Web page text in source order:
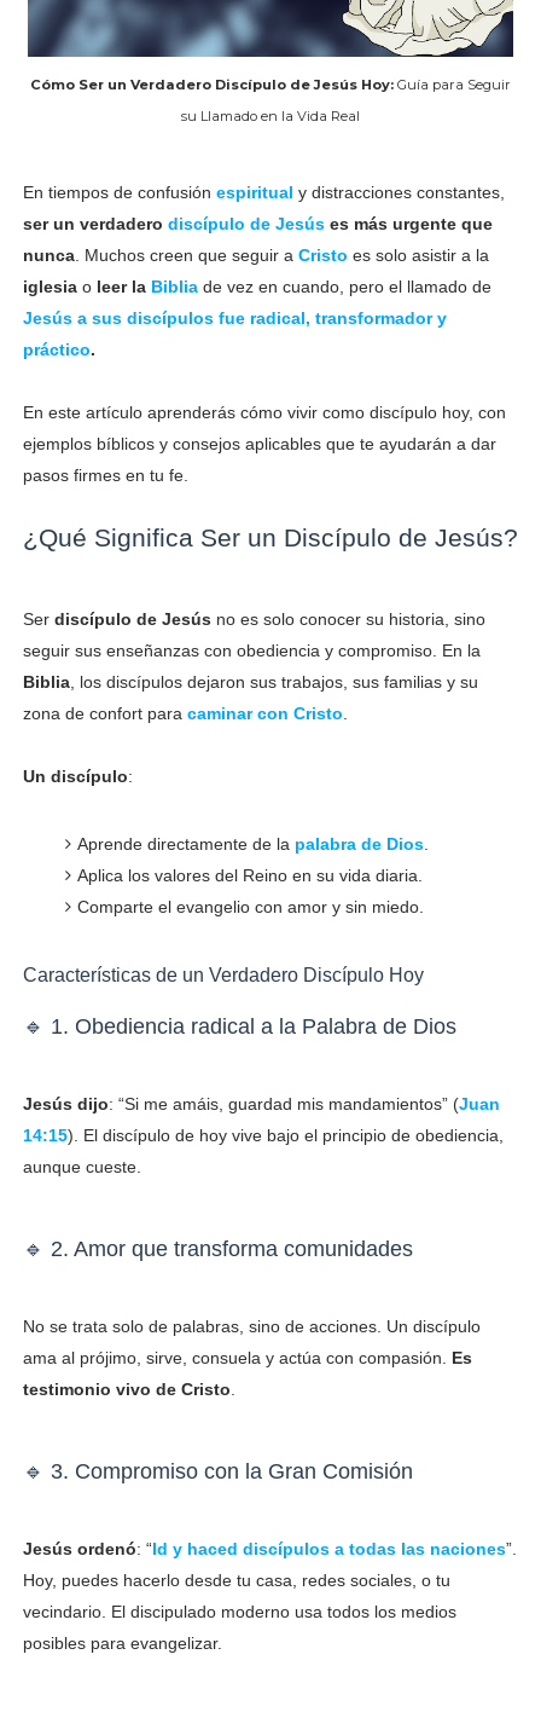
Cómo Ser un Verdadero Discípulo de Jesús Hoy:Guía para Seguir
su Llamado en la Vida Real
En tiempos de confusión espiritual y distracciones constantes,
ser un verdadero discípulo de Jesúses más urgente que
nunca. Muchos creen que seguir a Cristo es solo asistir a la
iglesia oleer la Bibliade vez en cuando, pero el llamado de
Jesús a sus discípulos fue radical, transformador y
práctico.
En este artículo aprenderás cómo vivir como discípulo hoy, con
ejemplos bíblicos y consejos aplicables que te ayudarán a dar
pasos firmes en tu fe.
¿Qué Significa Ser un Discípulo de Jesús?
Ser discípulo de Jesús no es solo conocer su historia, sino
seguir sus enseñanzas con obediencia y compromiso. En la
Biblia, los discípulos dejaron sus trabajos, sus familias y su
zona de confort para caminar con Cristo
Un discípulo:
Aprende directamente de la palabra de Dios.
Aplica los valores del Reino en su vida diaria.
Comparte el evangelio con amor y sin miedo.
Características de un Verdadero Discípulo Hoy
🔹 1. Obediencia radical a la Palabra de Dios
Jesús dijo: “Si me amáis, guardad mis mandamientos” (Juan
14:15). El discípulo de hoy vive bajo el principio de obediencia,
aunque cueste.
🔹 2. Amor que transforma comunidades
No se trata solo de palabras, sino de acciones. Un discípulo
ama al prójimo, sirve, consuela y actúa con compasión. Es
testimonio vivo de Cristo
🔹 3. Compromiso con la Gran Comisión
Jesús ordenó: “Id y haced discípulos a todas las naciones”.
Hoy, puedes hacerlo desde tu casa, redes sociales, o tu
vecindario. El discipulado moderno usa todos los medios
posibles para evangelizar.